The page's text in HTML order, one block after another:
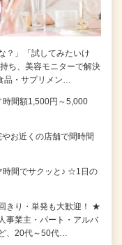
？」「試してみたいけ
ち、美容モニターで解決
品・サプリメン…
間額1,500円～5,000
お近くの店舗で間時間
時間でサクッと♪ ☆1日の
きり・単発も大歓迎！ ★
事業主・パート・アルバ
、20代～50代…